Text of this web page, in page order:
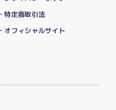
・特定商取引法
・オフィシャルサイト